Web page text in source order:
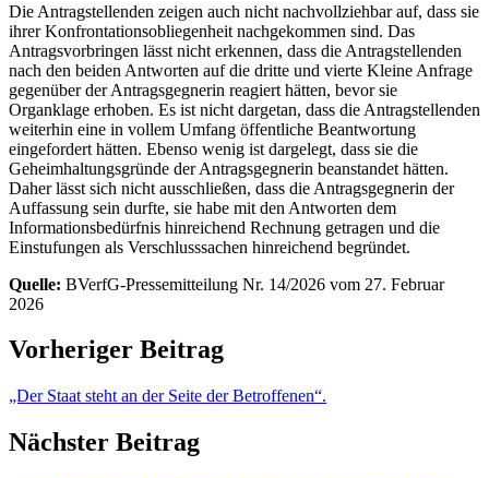
Die Antragstellenden zeigen auch nicht nachvollziehbar auf, dass sie
ihrer Konfrontationsobliegenheit nachgekommen sind. Das
Antragsvorbringen lässt nicht erkennen, dass die Antragstellenden
nach den beiden Antworten auf die dritte und vierte Kleine Anfrage
gegenüber der Antragsgegnerin reagiert hätten, bevor sie
Organklage erhoben. Es ist nicht dargetan, dass die Antragstellenden
weiterhin eine in vollem Umfang öffentliche Beantwortung
eingefordert hätten. Ebenso wenig ist dargelegt, dass sie die
Geheimhaltungsgründe der Antragsgegnerin beanstandet hätten.
Daher lässt sich nicht ausschließen, dass die Antragsgegnerin der
Auffassung sein durfte, sie habe mit den Antworten dem
Informationsbedürfnis hinreichend Rechnung getragen und die
Einstufungen als Verschlusssachen hinreichend begründet.
Quelle: BVerfG-Pressemitteilung Nr. 14/2026 vom 27. Februar
2026
Vorheriger Beitrag
„Der Staat steht an der Seite der Betroffenen“.
Nächster Beitrag